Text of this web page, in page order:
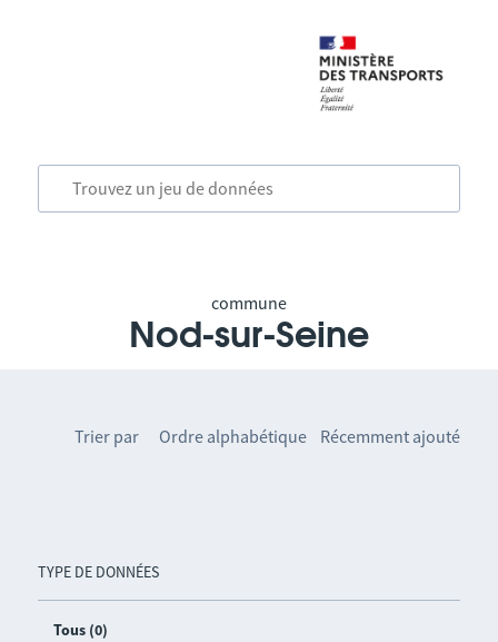
commune
Nod-sur-Seine
TYPE DE DONNÉES
Tous (0)
Trier par Ordre alphabétique Récemment ajouté